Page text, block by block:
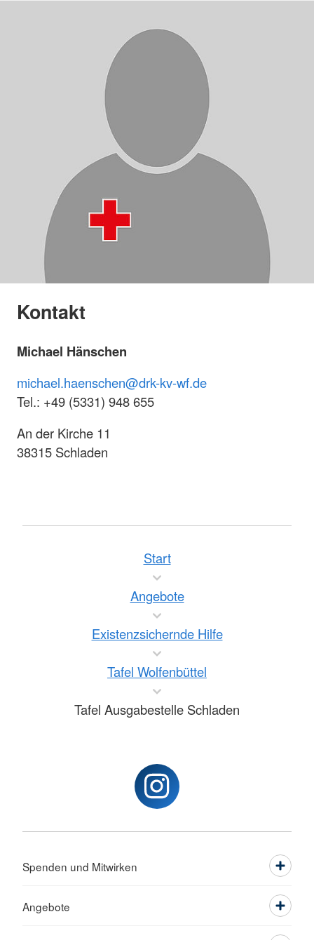
Kontakt
Michael Hänschen
michael.haenschen@drk-kv-wf.de
Tel.: +49 (5331) 948 655
An der Kirche 11
38315 Schladen
Start
Angebote
Existenzsichernde Hilfe
Tafel Wolfenbüttel
Tafel Ausgabestelle Schladen
Spenden und Mitwirken
Angebote